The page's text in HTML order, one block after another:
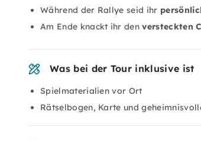
Während der Rallye seid ihr
Am Ende knackt ihr denversteckten
Was bei der Tour inklusive ist
Spielmaterialien vor Ort
Rätselbogen, Karte und